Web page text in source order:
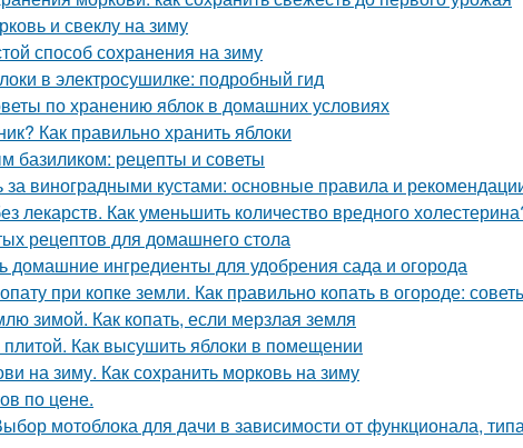
и свеклу на зиму
способ сохранения на зиму
в электросушилке: подробный гид
по хранению яблок в домашних условиях
Как правильно хранить яблоки
базиликом: рецепты и советы
за виноградными кустами: основные правила и
лекарств. Как уменьшить количество вредного
рецептов для домашнего стола
домашние ингредиенты для удобрения сада и огорода
при копке земли. Как правильно копать в огороде:
зимой. Как копать, если мерзлая земля
Как высушить яблоки в помещении
на зиму. Как сохранить морковь на зиму
по цене.
мотоблока для дачи в зависимости от функционала,